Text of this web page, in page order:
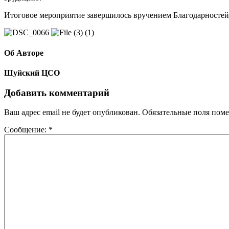
Итоговое мероприятие завершилось вручением
Об Авторе
Шуйский ЦСО
Добавить комментарий
Ваш адрес email не будет опубликован. Обязательные поля
Сообщение: *